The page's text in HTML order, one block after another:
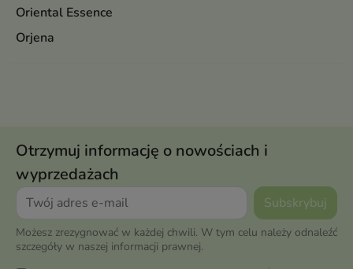
Oriental Essence
Orjena
Otrzymuj informację o nowościach i
wyprzedażach
Możesz zrezygnować w każdej chwili. W tym celu należy odnaleźć
szczegóły w naszej informacji prawnej.